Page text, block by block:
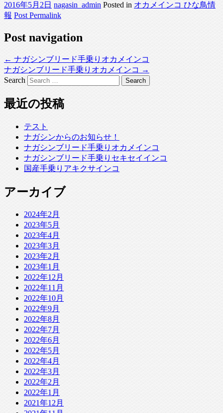
2016年5月2日 nagasin_admin Posted in オカメインコ ひな鳥情
報 Post Permalink
Post navigation
← ナガシンブリード手乗りオカメインコ
ナガシンブリード手乗りオカメインコ →
Search
最近の投稿
テスト
ナガシンからのお知らせ！
ナガシンブリード手乗りオカメインコ
ナガシンブリード手乗りセキセイインコ
国産手乗りアキクサインコ
アーカイブ
2024年2月
2023年5月
2023年4月
2023年3月
2023年2月
2023年1月
2022年12月
2022年11月
2022年10月
2022年9月
2022年8月
2022年7月
2022年6月
2022年5月
2022年4月
2022年3月
2022年2月
2022年1月
2021年12月